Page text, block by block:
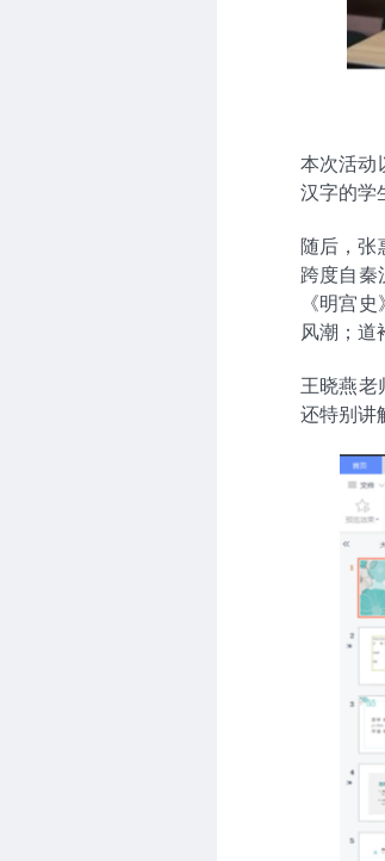
本次活动
汉字的学
随后，张
跨度自秦
《明宫
风潮；道
王晓燕老
还特别讲